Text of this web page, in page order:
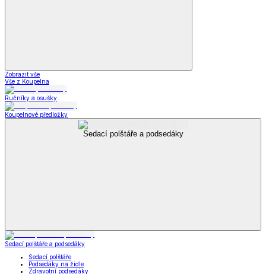
Zobrazit vše
Vše z Koupelna
Ručníky a osušky
Koupelnové předložky
Sedací polštáře a podsedáky
Sedací polštáře a podsedáky
Sedací polštáře
Podsedáky na židle
Zdravotní podsedáky